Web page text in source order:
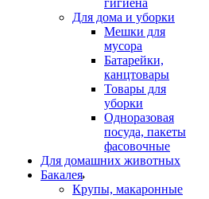
гигиена
Для дома и уборки
Мешки для
мусора
Батарейки,
канцтовары
Товары для
уборки
Одноразовая
посуда, пакеты
фасовочные
Для домашних животных
Бакалея
Крупы, макаронные